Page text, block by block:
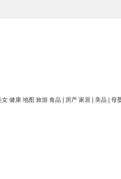
女 健康 地图 旅游 食品 | 房产 家居 | 美品 | 母